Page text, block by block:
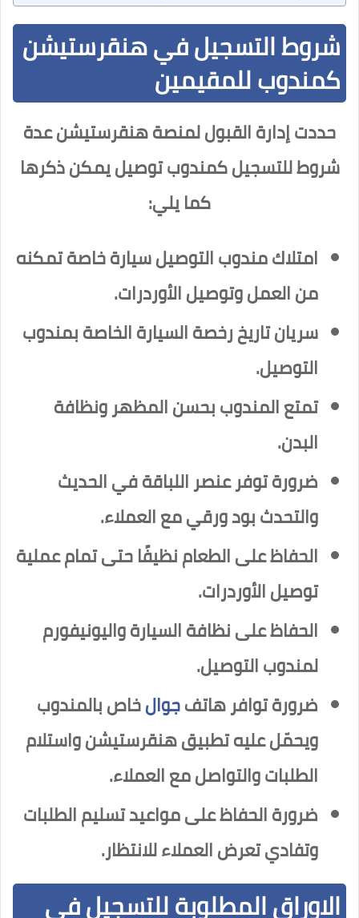
شروط التسجيل في هنقرستيشن
كمندوب للمقيمين
حددت إدارة القبول لمنصة هنقرستيشن عدة
شروط للتسجيل كمندوب توصيل يمكن ذكرها
كما يلي:
امتلاك مندوب التوصيل سيارة خاصة تمكنه
من العمل وتوصيل الأوردرات.
سريان تاريخ رخصة السيارة الخاصة بمندوب
التوصيل.
تمتع المندوب بحسن المظهر ونظافة
البدن.
ضرورة توفر عنصر اللباقة في الحديث
والتحدث بود ورقي مع العملاء.
الحفاظ على الطعام نظيفًا حتى تمام عملية
توصيل الأوردرات.
الحفاظ على نظافة السيارة واليونيفورم
لمندوب التوصيل.
ضرورة توافر هاتفجوالخاص بالمندوب
ويحمّل عليه تطبيق هنقرستيشن واستلام
الطلبات والتواصل مع العملاء.
ضرورة الحفاظ على مواعيد تسليم الطلبات
وتفادي تعرض العملاء للانتظار.
الاوراق المطلوبة للتسجيل في